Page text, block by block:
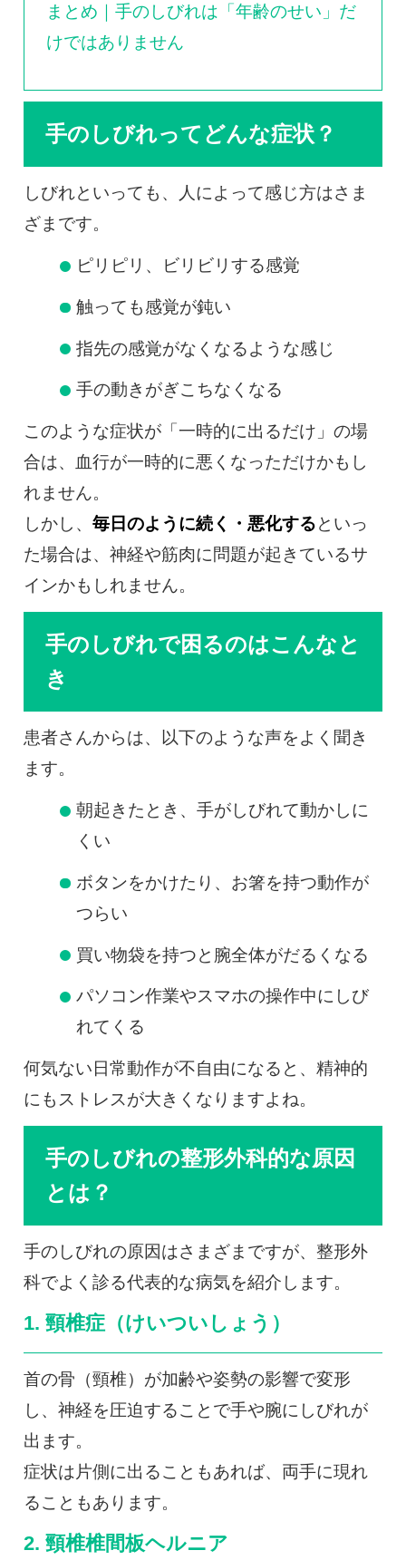
まとめ｜手のしびれは「年齢のせい」だ
けではありません
手のしびれってどんな症状？
しびれといっても、人によって感じ方はさま
ざまです。
ピリピリ、ビリビリする感覚
触っても感覚が鈍い
指先の感覚がなくなるような感じ
手の動きがぎこちなくなる
このような症状が「一時的に出るだけ」の場
合は、血行が一時的に悪くなっただけかもし
れません。
しかし、 毎日のように続く・悪化するといっ
た場合は、神経や筋肉に問題が起きているサ
インかもしれません。
手のしびれで困るのはこんなと
き
患者さんからは、以下のような声をよく聞き
ます。
朝起きたとき、手がしびれて動かしに
くい
ボタンをかけたり、お箸を持つ動作が
つらい
買い物袋を持つと腕全体がだるくなる
パソコン作業やスマホの操作中にしび
れてくる
何気ない日常動作が不自由になると、精神的
にもストレスが大きくなりますよね。
手のしびれの整形外科的な原因
とは？
手のしびれの原因はさまざまですが、整形外
科でよく診る代表的な病気を紹介します。
1. 頸椎症（けいついしょう）
首の骨（頸椎）が加齢や姿勢の影響で変形
し、神経を圧迫することで手や腕にしびれが
出ます。
症状は片側に出ることもあれば、両手に現れ
ることもあります。
2. 頸椎椎間板ヘルニア